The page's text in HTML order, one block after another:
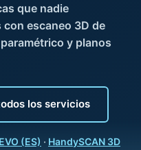
que nadie
escaneo 3D de
y planos
los servicios
(ES) · HandySCAN 3D